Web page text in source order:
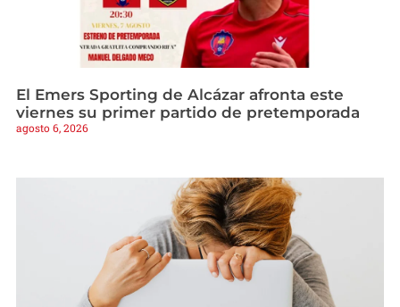
El Emers Sporting de Alcázar afronta este
viernes su primer partido de pretemporada
agosto 6, 2026